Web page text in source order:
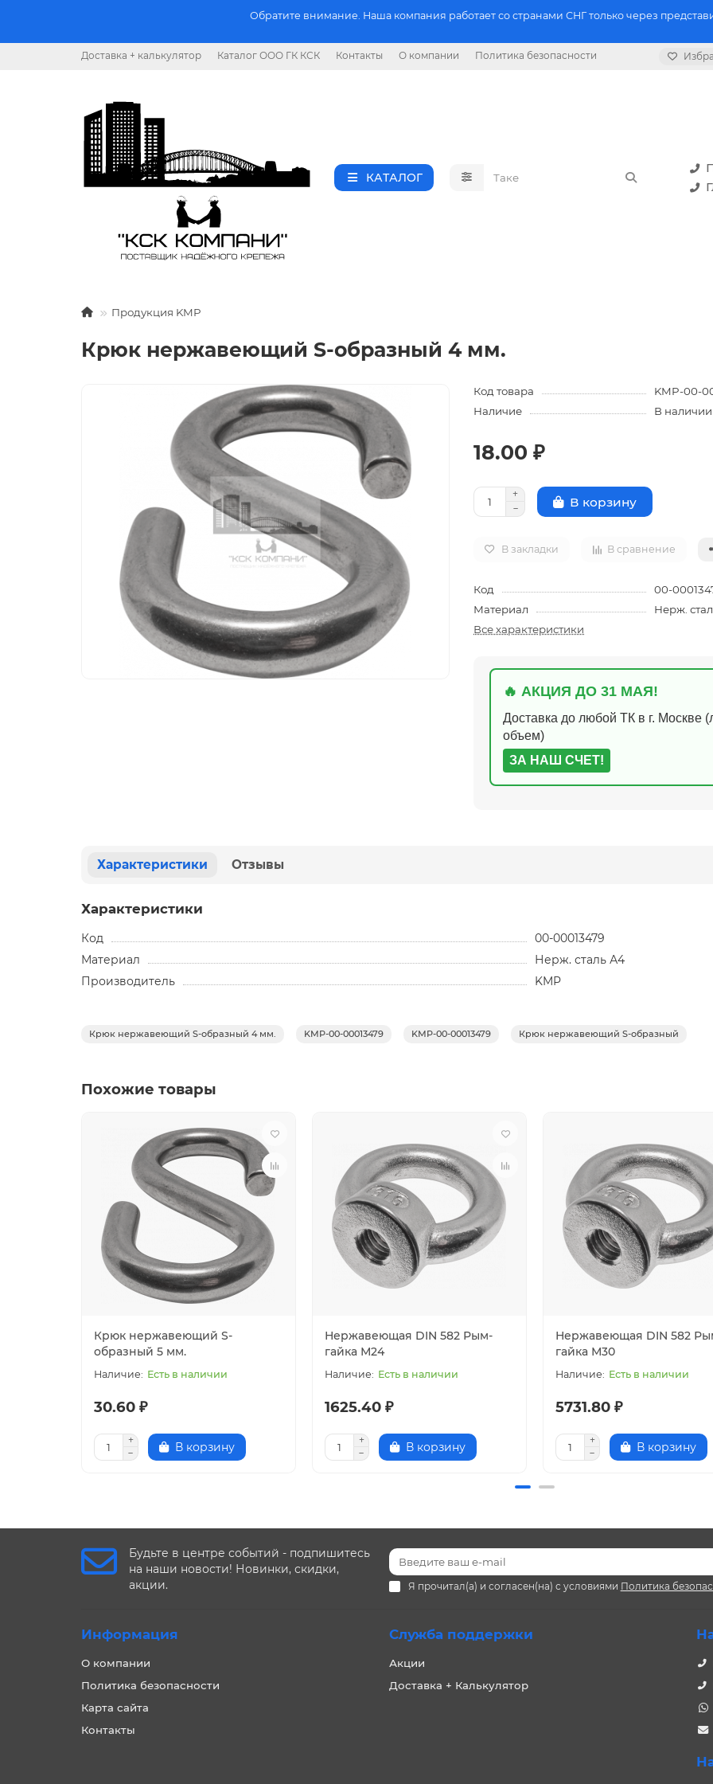
Обратите внимание. Наша компания работает со странами СНГ только через
Доставка + калькулятор Каталог ООО ГК КСК Контакты О компании Политика безопасности
КАТАЛОГ
Продукция KMP
Крюк нержавеющий S-образный 4 мм.
Код товара
KMP-00-
Наличие
В наличии
18.00 ₽
В корзину
В закладки В сравнение
Код
00-
Материал
Нерж.
Все характеристики
🔥 АКЦИЯ ДО 31 МАЯ!
Доставка до любой ТК в г. Москве
объем)
ЗА НАШ СЧЕТ!
Характеристики Отзывы
Характеристики
Код
00-00013479
Материал
Нерж. сталь А4
Производитель
KMP
Крюк нержавеющий S-образный 4 мм. KMP-00-00013479 KMP-00-00013479 Крюк нержавеющий S-образный
Похожие товары
Крюк нержавеющий S-
образный 5 мм.
Есть в наличии
30.60 ₽
В корзину
Нержавеющая DIN 582 Рым-
гайка М24
Есть в наличии
1625.40 ₽
В корзину
Нержавеющая DIN 582
гайка М30
Есть в наличии
5731.80 ₽
В корзину
Будьте в центре событий - подпишитесь
на наши новости! Новинки, скидки,
акции.
Я прочитал(а) и согласен(на) с условиями Политика
Информация
О компании
Политика безопасности
Карта сайта
Контакты
Служба поддержки
Акции
Доставка + Калькулятор